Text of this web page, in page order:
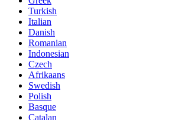
Turkish
Italian
Danish
Romanian
Indonesian
Czech
Afrikaans
Swedish
Polish
Basque
Catalan